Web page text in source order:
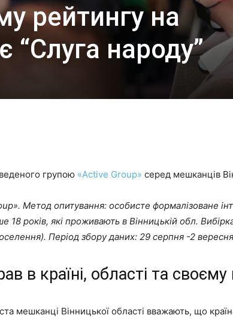
рейтингу на
“Слуга народу”
групою «Active Group» серед мешканців
Метод опитування: особисте формалізоване
18 років, які проживають в Вінницькій обл.
Період збору даних: 29 серпня -2
в країні, області та своєму
мешканці Вінницької області вважають, що